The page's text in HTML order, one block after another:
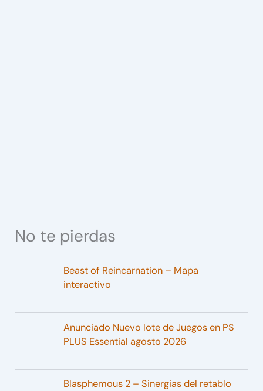
No te pierdas
Beast of Reincarnation – Mapa
interactivo
Anunciado Nuevo lote de Juegos en PS
PLUS Essential agosto 2026
Blasphemous 2 – Sinergias del retablo